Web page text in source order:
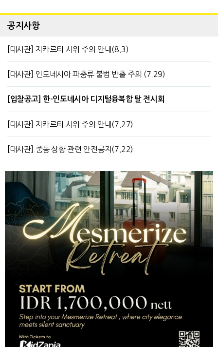
공지사항
[대사관] 자카르타 시위 주의 안내(8.3)
[대사관] 인도네시아 파충류 불법 반출 주의 (7.29)
[입찰공고] 한-인도네시아 디지털융복합 탈 전시회
[대사관] 자카르타 시위 주의 안내(7.27)
[대사관] 중동 상황 관련 안전공지(7.22)